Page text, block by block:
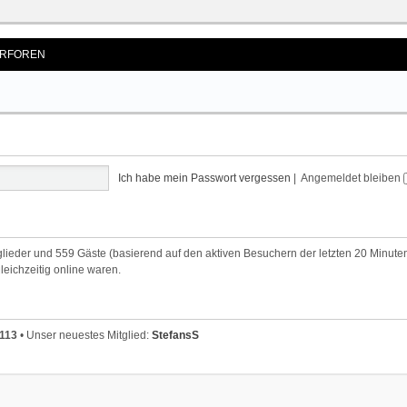
Ich habe mein Passwort vergessen Angemeldet bleiben
und 559 Gäste (basierend auf den aktiven Besuchern der letzten 20
online waren.
• Unser neuestes Mitglied: StefansS